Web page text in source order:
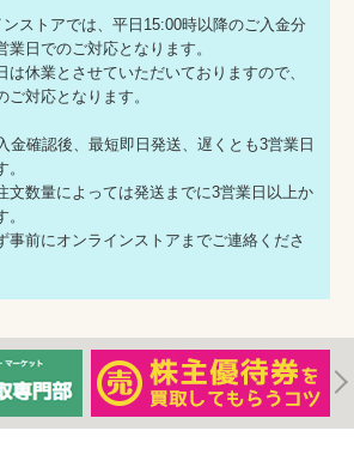
ンストアでは、平日15:00時以降のご入金分
業日でのご対応となります。
休業とさせていただいておりますので、
ご対応となります。
金確認後、最短即日発送、遅くとも3営業日
数量によっては発送までに3営業日以上か
前にオンラインストアまでご連絡くださ